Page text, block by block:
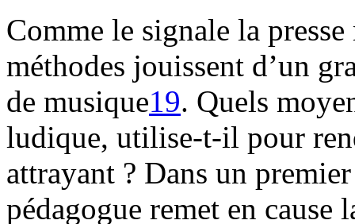
Comme le signale la
méthodes jouissent d’un
de musique19. Quels
ludique, utilise-t-il pour
attrayant ? Dans un
pédagogue remet en cause